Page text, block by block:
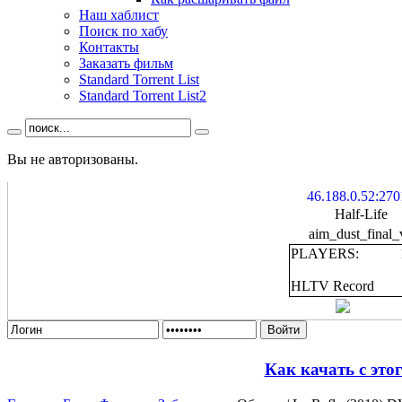
Наш хаблист
Поиск по хабу
Контакты
Заказать фильм
Standard Torrent List
Standard Torrent List2
Вы не авторизованы.
Half-Life
PLAYERS:
HLTV Record
Войти
Как качать с